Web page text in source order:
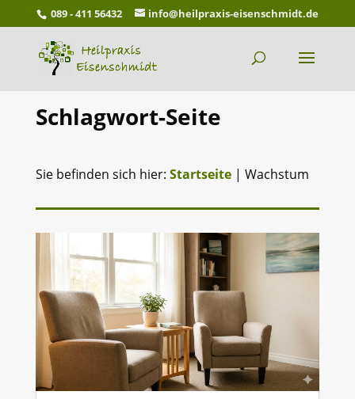
089 - 411 56432 info@heilpraxis-eisenschmidt.de
Schlagwort-Seite
Sie befinden sich hier: Startseite| Wachstum